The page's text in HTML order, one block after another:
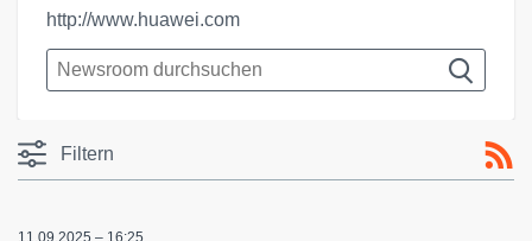
http://www.huawei.com
Filtern
11.09.2025 – 16:25